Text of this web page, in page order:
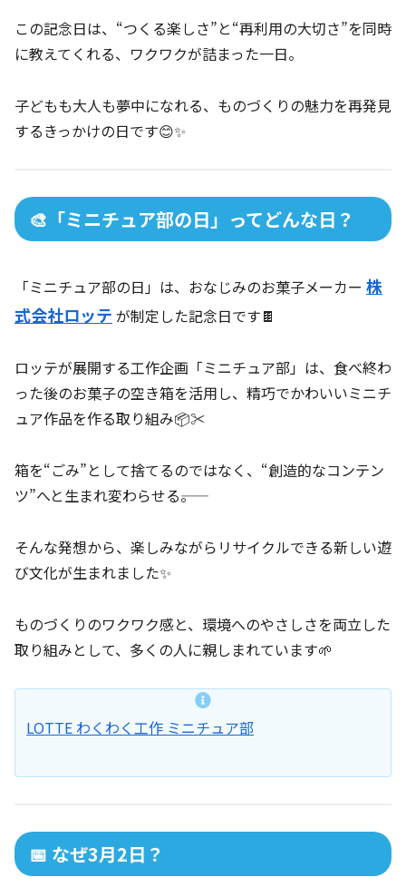
この記念日は、“つくる楽しさ”と“再利用の大切さ”を同時
に教えてくれる、ワクワクが詰まった一日。
子どもも大人も夢中になれる、ものづくりの魅力を再発見
するきっかけの日です😊✨
🎨「ミニチュア部の日」ってどんな日？
「ミニチュア部の日」は、おなじみのお菓子メーカー 株
式会社ロッテ が制定した記念日です🍫
ロッテが展開する工作企画「ミニチュア部」は、食べ終わ
った後のお菓子の空き箱を活用し、精巧でかわいいミニチ
ュア作品を作る取り組み📦✂️
箱を“ごみ”として捨てるのではなく、“創造的なコンテン
ツ”へと生まれ変わらせる――。
そんな発想から、楽しみながらリサイクルできる新しい遊
び文化が生まれました✨
ものづくりのワクワク感と、環境へのやさしさを両立した
取り組みとして、多くの人に親しまれています🌱
LOTTE わくわく工作 ミニチュア部
📅 なぜ3月2日？